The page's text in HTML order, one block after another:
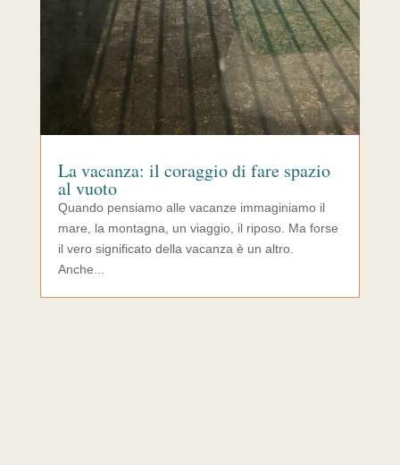
La vacanza: il coraggio di fare spazio
al vuoto
Quando pensiamo alle vacanze immaginiamo il
mare, la montagna, un viaggio, il riposo. Ma forse
il vero significato della vacanza è un altro.
Anche...